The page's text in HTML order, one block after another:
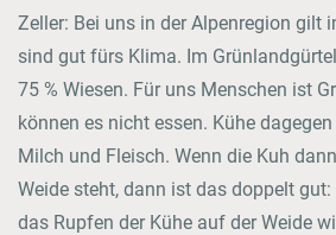
Zeller: Bei uns in der Alpenregion gilt
sind gut fürs Klima. Im
75 % Wiesen. Für uns Menschen ist
können es nicht essen. Kühe
Milch und Fleisch. Wenn die Kuh
Weide steht, dann ist das doppelt
das Rupfen der Kühe auf der Weide